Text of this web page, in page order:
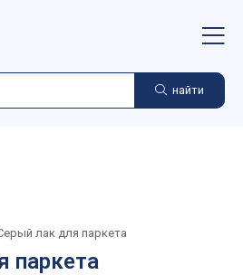
найти
лак для паркета
паркета